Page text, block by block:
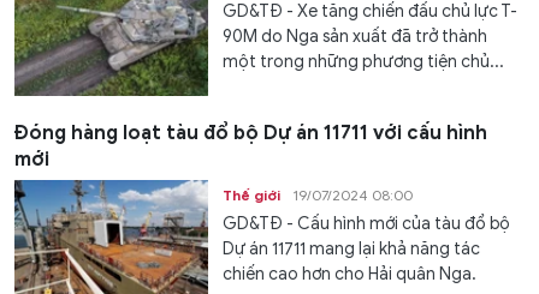
GD&TĐ - Xe tăng chiến đấu chủ lực T-
90M do Nga sản xuất đã trở thành
một trong những phương tiện chủ...
Đóng hàng loạt tàu đổ bộ Dự án 11711 với cấu hình
mới
Thế giới 19/07/2024 08:00
GD&TĐ - Cấu hình mới của tàu đổ bộ
Dự án 11711 mang lại khả năng tác
chiến cao hơn cho Hải quân Nga.